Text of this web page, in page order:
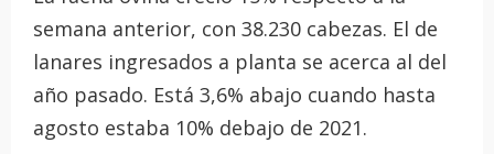
semana anterior, con 38.230 cabezas. El de
lanares ingresados a planta se acerca al del
año pasado. Está 3,6% abajo cuando hasta
agosto estaba 10% debajo de 2021.